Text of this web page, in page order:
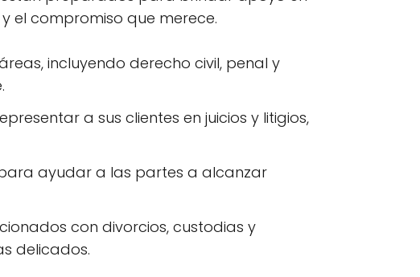
el compromiso que merece.
incluyendo derecho civil, penal y
a sus clientes en juicios y litigios,
ayudar a las partes a alcanzar
con divorcios, custodias y
delicados.